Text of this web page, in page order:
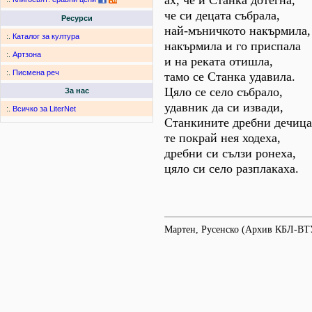
Ресурси
:. Каталог за култура
:. Артзона
:. Писмена реч
За нас
:. Всичко за LiterNet
че си децата събрала,
най-мъничкото накърмила,
накърмила и го приспала
и на реката отишла,
тамо се Станка удавила.
Цяло се село събрало,
удавник да си извади,
Станкините дребни
те покрай нея ходеха,
дребни си сълзи ронеха,
цяло си село разплакаха.
Мартен, Русенско (Архив КБЛ-